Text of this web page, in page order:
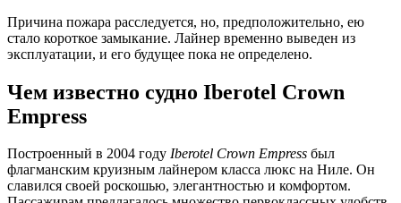
Причина пожара расследуется, но, предположительно, ею
стало короткое замыкание. Лайнер временно выведен из
эксплуатации, и его будущее пока не определено.
Чем известно судно Iberotel Crown
Empress
Построенный в 2004 году Iberotel Crown Empress был
флагманским круизным лайнером класса люкс на Ниле. Он
славился своей роскошью, элегантностью и комфортом.